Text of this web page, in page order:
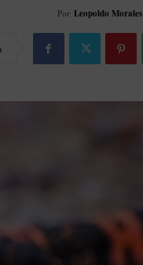
Por Leopoldo Morales